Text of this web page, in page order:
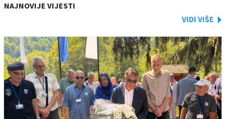
NAJNOVIJE VIJESTI